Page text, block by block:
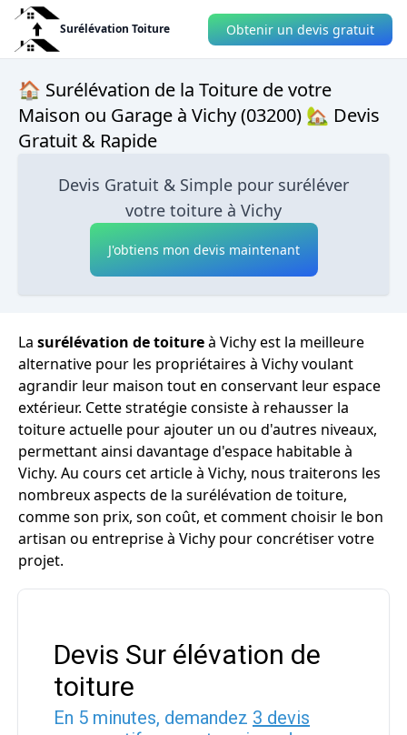
Surélévation Toiture Obtenir un devis gratuit
🏠 Surélévation de la Toiture de votre
Maison ou Garage à Vichy (03200) 🏡 Devis
Gratuit & Rapide
Devis Gratuit & Simple pour suréléver
votre toiture à Vichy
J'obtiens mon devis maintenant
La surélévation de toitureà Vichy est la meilleure
alternative pour les propriétaires à Vichy voulant
agrandir leur maison tout en conservant leur espace
extérieur. Cette stratégie consiste à rehausser la
toiture actuelle pour ajouter un ou d'autres niveaux,
permettant ainsi davantage d'espace habitable à
Vichy. Au cours cet article à Vichy, nous traiterons les
nombreux aspects de la surélévation de toiture,
comme son prix, son coût, et comment choisir le bon
artisan ou entreprise à Vichy pour concrétiser votre
projet.
Devis Sur élévation de
toiture
En 5 minutes, demandez 3 devis